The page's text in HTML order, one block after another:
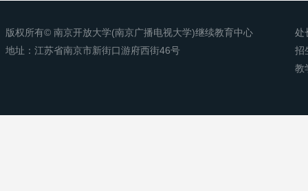
版权所有© 南京开放大学(南京广播电视大学)继续教育中心
地址：江苏省南京市新街口游府西街46号
处
招
教